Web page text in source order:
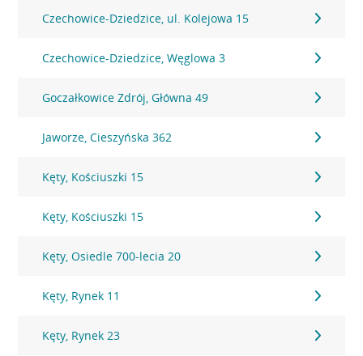
Czechowice-Dziedzice, ul. Kolejowa 15
Czechowice-Dziedzice, Węglowa 3
Goczałkowice Zdrój, Główna 49
Jaworze, Cieszyńska 362
Kęty, Kościuszki 15
Kęty, Kościuszki 15
Kęty, Osiedle 700-lecia 20
Kęty, Rynek 11
Kęty, Rynek 23